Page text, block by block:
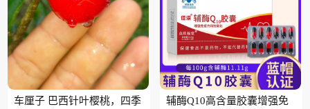
车厘子 巴西针叶樱桃，四季
辅酶Q10高含量胶囊增强免